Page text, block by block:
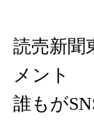
読売新聞
メント
誰もが